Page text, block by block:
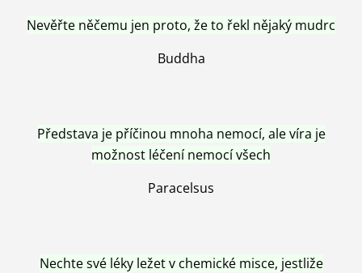
Nevěřte něčemu jen proto, že to řekl nějaký mudrc
Buddha
Představa je příčinou mnoha nemocí, ale víra je
možnost léčení nemocí všech
Paracelsus
Nechte své léky ležet v chemické misce, jestliže